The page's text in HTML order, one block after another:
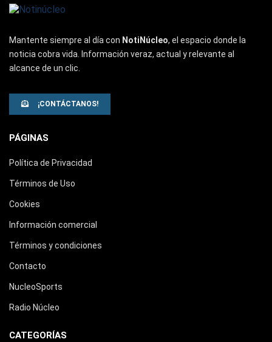
Mantente siempre al día con NotiNúcleo, el espacio donde la
noticia cobra vida. Información veraz, actual y relevante al
alcance de un clic.
¡CONTÁCTANOS!
PÁGINAS
Política de Privacidad
Términos de Uso
Cookies
Información comercial
Términos y condiciones
Contacto
NucleoSports
Radio Núcleo
CATEGORÍAS